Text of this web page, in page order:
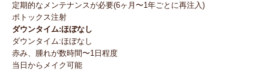
定期的なメンテナンスが必要(6ヶ月〜1年ごとに再注入)
ボトックス注射
ダウンタイム:ほぼなし
ダウンタイム:ほぼなし
赤み、腫れが数時間〜1日程度
当日からメイク可能